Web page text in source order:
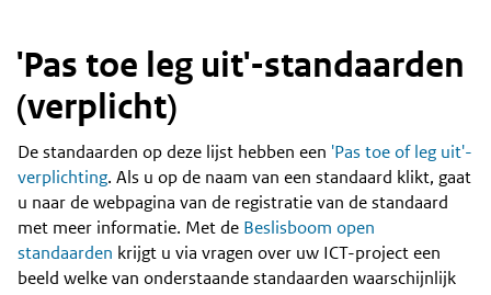
'Pas toe leg uit'-standaarden
(verplicht)
Content
De standaarden op deze lijst hebben een 'Pas toe of leg uit'-
verplichting. Als u op de naam van een standaard klikt, gaat
u naar de webpagina van de registratie van de standaard
met meer informatie. Met de Beslisboom open
standaarden krijgt u via vragen over uw ICT-project een
beeld welke van onderstaande standaarden waarschijnlijk